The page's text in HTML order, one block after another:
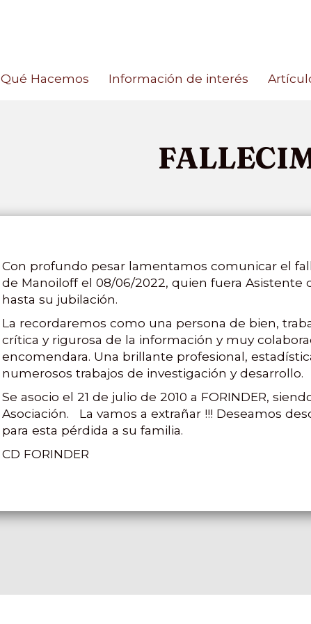
Qué Hacemos Información de interés
Con profundo pesar lamentamos comunicar el
de Manoiloff el 08/06/2022, quien fuera Asistente
hasta su jubilación.
La recordaremos como una persona de bien,
crítica y rigurosa de la información y muy
encomendara. Una brillante profesional,
numerosos trabajos de investigación y desarrollo.
Se asocio el 21 de julio de 2010 a FORINDER,
Asociación. La vamos a extrañar !!! Deseamos
para esta pérdida a su familia.
CD FORINDER